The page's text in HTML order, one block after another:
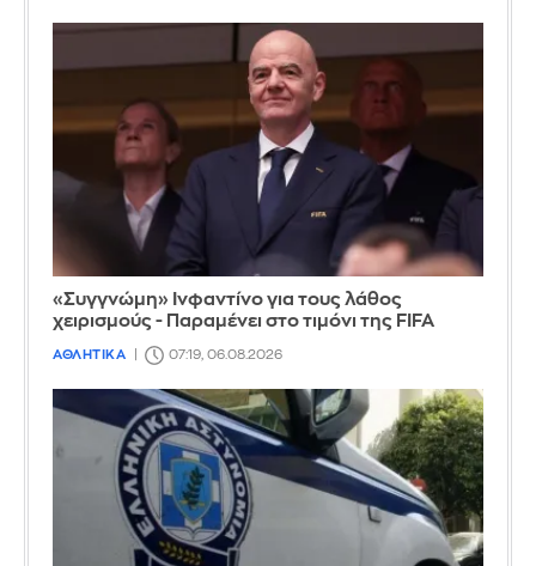
«Συγγνώμη» Ινφαντίνο για τους λάθος
χειρισμούς - Παραμένει στο τιμόνι της FIFA
ΑΘΛΗΤΙΚΑ 07:19, 06.08.2026